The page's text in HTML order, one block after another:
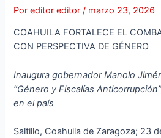
Poreditor editor/ marzo 23, 2026
COAHUILA FORTALECE EL
CON PERSPECTIVA DE GÉNERO
Inaugura gobernador Manolo
“Género y Fiscalías
en el país
Saltillo, Coahuila de Zaragoza; 23